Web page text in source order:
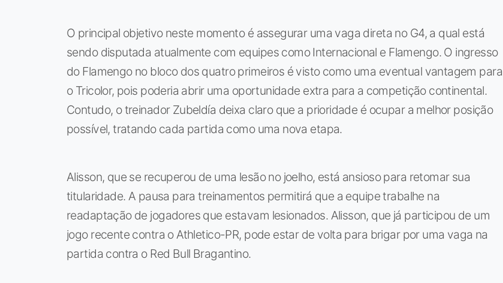
O principal objetivo neste momento é assegurar uma vaga direta no G4, a qual está
sendo disputada atualmente com equipes como Internacional e Flamengo. O ingresso
do Flamengo no bloco dos quatro primeiros é visto como uma eventual vantagem para
o Tricolor, pois poderia abrir uma oportunidade extra para a competição continental.
Contudo, o treinador Zubeldía deixa claro que a prioridade é ocupar a melhor posição
possível, tratando cada partida como uma nova etapa.
Alisson, que se recuperou de uma lesão no joelho, está ansioso para retomar sua
titularidade. A pausa para treinamentos permitirá que a equipe trabalhe na
readaptação de jogadores que estavam lesionados. Alisson, que já participou de um
jogo recente contra o Athletico-PR, pode estar de volta para brigar por uma vaga na
partida contra o Red Bull Bragantino.